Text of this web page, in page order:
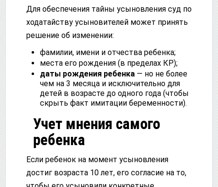
Для обеспечения тайны усыновления суд по
ходатайству усыновителей может принять
решение об изменении:
фамилии, имени и отчества ребенка;
места его рождения (в пределах КР);
даты рождения ребенка — но не более
чем на 3 месяца и исключительно для
детей в возрасте до одного года (чтобы
скрыть факт имитации беременности).
Учет мнения самого
ребенка
Если ребенок на момент усыновления
достиг возраста 10 лет, его согласие на то,